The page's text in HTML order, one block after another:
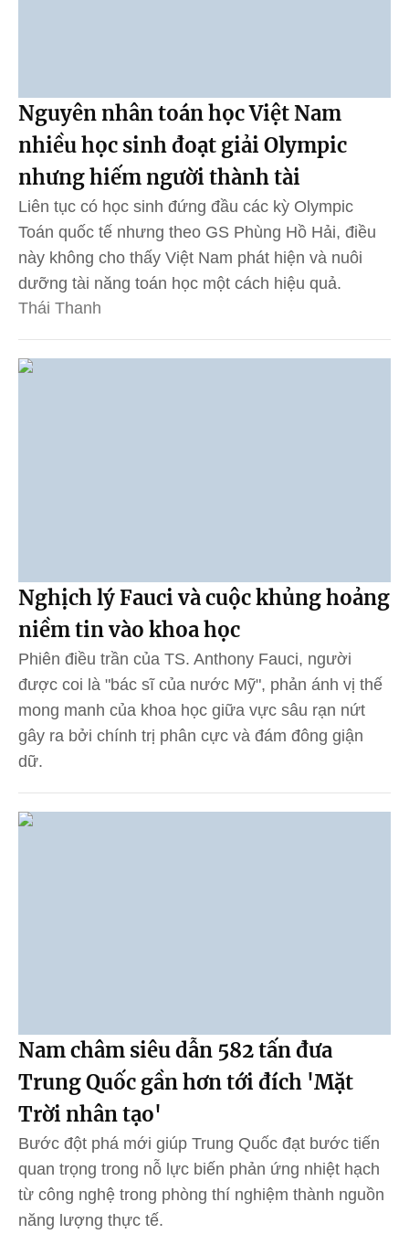
Nguyên nhân toán học Việt Nam
nhiều học sinh đoạt giải Olympic
nhưng hiếm người thành tài
Liên tục có học sinh đứng đầu các kỳ Olympic
Toán quốc tế nhưng theo GS Phùng Hồ Hải, điều
này không cho thấy Việt Nam phát hiện và nuôi
dưỡng tài năng toán học một cách hiệu quả.
Thái Thanh
Nghịch lý Fauci và cuộc khủng hoảng
niềm tin vào khoa học
Phiên điều trần của TS. Anthony Fauci, người
được coi là "bác sĩ của nước Mỹ", phản ánh vị thế
mong manh của khoa học giữa vực sâu rạn nứt
gây ra bởi chính trị phân cực và đám đông giận
dữ.
Nam châm siêu dẫn 582 tấn đưa
Trung Quốc gần hơn tới đích 'Mặt
Trời nhân tạo'
Bước đột phá mới giúp Trung Quốc đạt bước tiến
quan trọng trong nỗ lực biến phản ứng nhiệt hạch
từ công nghệ trong phòng thí nghiệm thành nguồn
năng lượng thực tế.